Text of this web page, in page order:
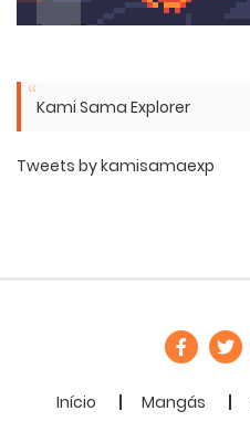
Kami Sama Explorer
Tweets by kamisamaexp
Início Mangás